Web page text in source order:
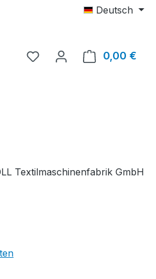
Deutsch
Du hast 0 Produkte auf
0,00 €
Textilmaschinenfabrik GmbH